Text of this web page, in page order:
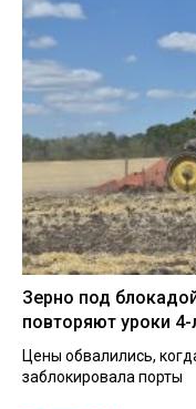
Зерно под
повторяют уроки
Цены обвалились,
заблокировала порты